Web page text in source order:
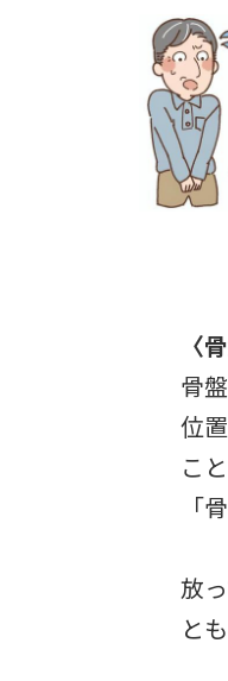
〈
骨
位
こ
「
放
と